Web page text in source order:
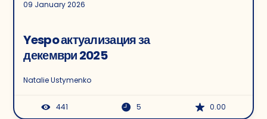
09 January 2026
Yespo актуализация за
декември 2025
Natalie Ustymenko
441 5 0.00